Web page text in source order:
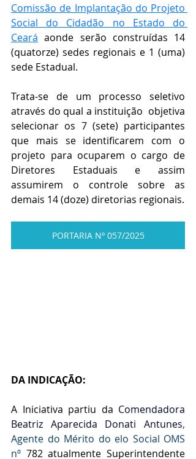
Comissão de Implantação do Projeto
Social do Cidadão no Estado do
Ceará aonde serão construídas 14
(quatorze) sedes regionais e 1 (uma)
sede Estadual.
Trata-se de um processo seletivo
através do qual a instituição  objetiva
selecionar os 7 (sete) participantes
que mais se identificarem com o
projeto para ocuparem o cargo de
Diretores Estaduais e assim
assumirem o controle sobre as
demais 14 (doze) diretorias regionais.
PORTARIA Nº 057/2025
DA INDICAÇÃO:
A Iniciativa partiu da Comendadora
Beatriz Aparecida Donati Antunes,
Agente do Mérito do elo Social OMS
nº